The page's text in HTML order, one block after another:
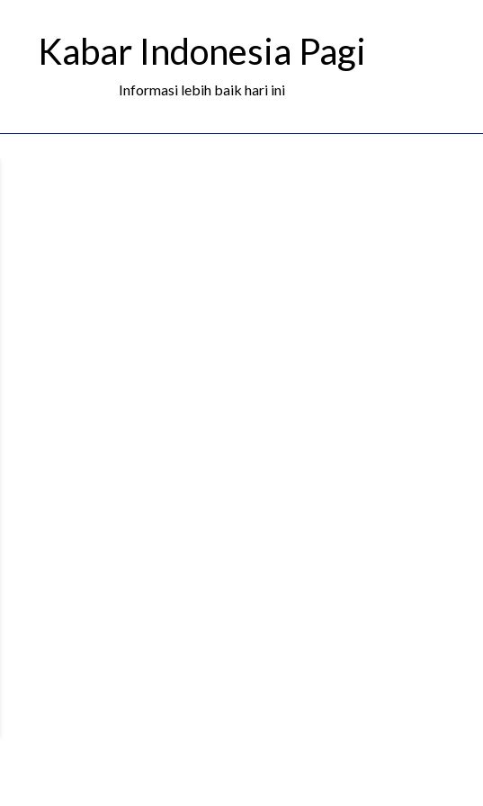
Kabar Indonesia Pagi
Informasi lebih baik hari ini